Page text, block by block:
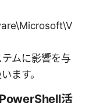
ムに影響を与
ます。
活